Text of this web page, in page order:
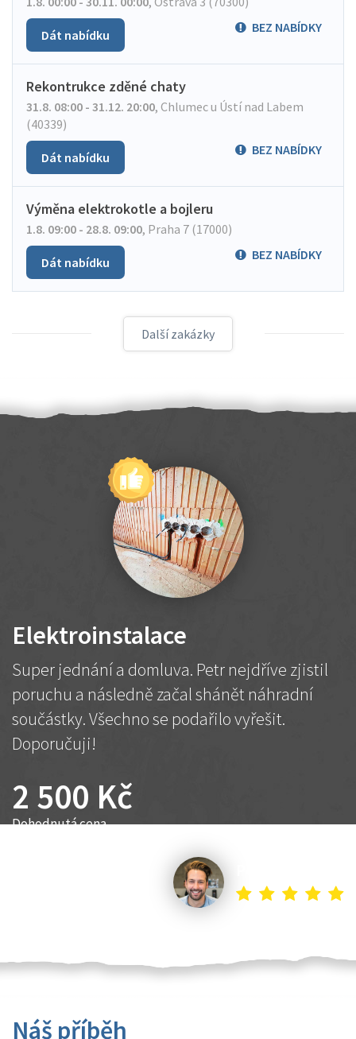
BEZ NABÍDKY
Dát nabídku
Rekontrukce zděné chaty
31.8. 08:00 - 31.12. 20:00, Chlumec u Ústí nad Labem
(40339)
BEZ NABÍDKY
Dát nabídku
Výměna elektrokotle a bojleru
1.8. 09:00 - 28.8. 09:00, Praha 7 (17000)
BEZ NABÍDKY
Dát nabídku
Další zakázky
Elektroinstalace
Super jednání a domluva. Petr nejdříve zjistil
poruchu a následně začal shánět náhradní
součástky. Všechno se podařilo vyřešit.
Doporučuji!
2 500 Kč
Dohodnutá cena
Náš příběh